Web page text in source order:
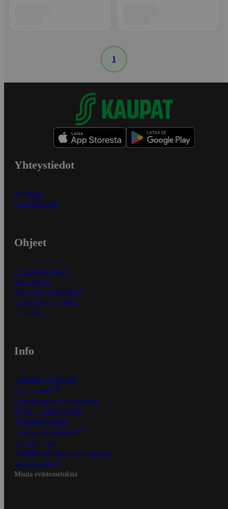
1
Yhteystiedot
Myymälät
Asiakaspalvelu
Ohjeet
Ensitilaajan ohjeet
Näin maksat
Näin tilaat ja muokkaat
Kaikki ohjeet ja vinkit
In English
Info
S-Business yrityksille
Oiva-raportit
Osuuskauppojen yhteystiedot
Tilaus- ja toimitusehdot
Tietosuojakäytäntö
Palvelun käyttöehdot
Saavutettavuus
Mobiilisovelluksen saavutettavuus
Mainostajalle
Muuta evästeasetuksia